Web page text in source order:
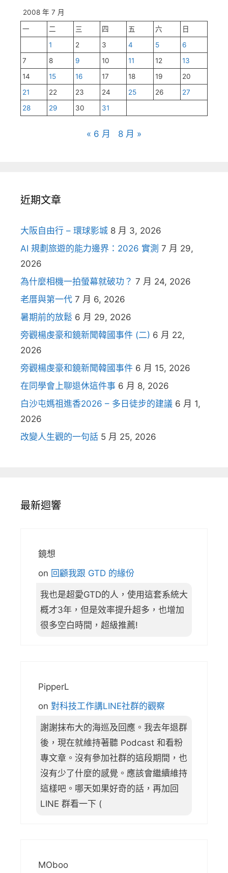
2008 年 7 月
一 二 三 四 五 六
日
1
2 3 4 5
6
7
8 9 10 11 12
13
14
15 16 17 18 19
20
21
22 23 24 25 26
27
28
29 30 31
« 6 月 8 月 »
近期文章
大阪自由行 – 環球影城 8 月 3, 2026
AI 規劃旅遊的能力邊界：2026 實測 7 月 29,
2026
為什麼相機一拍螢幕就破功？ 7 月 24, 2026
老厝與第一代 7 月 6, 2026
暑期前的放鬆 6 月 29, 2026
旁觀楊虔豪和鏡新聞韓國事件 (二) 6 月 22,
2026
旁觀楊虔豪和鏡新聞韓國事件 6 月 15, 2026
在同學會上聊退休這件事 6 月 8, 2026
白沙屯媽祖進香2026 – 多日徒步的建議 6 月 1,
2026
改變人生觀的一句話 5 月 25, 2026
最新迴響
鏡想
on 回顧我跟 GTD 的緣份
我也是超愛GTD的人，使用這套系統大
概才3年，但是效率提升超多，也增加
很多空白時間，超級推薦!
PipperL
on 對科技工作講LINE社群的觀察
謝謝抹布大的海巡及回應。我去年退群
後，現在就維持著聽 Podcast 和看粉
專文章。沒有參加社群的這段期間，也
沒有少了什麼的感覺。應該會繼續維持
這樣吧。哪天如果好奇的話，再加回
LINE 群看一下 (
MOboo